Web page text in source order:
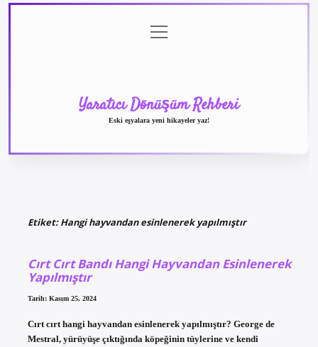
menüyü
aç
Yaratıcı Dönüşüm Rehberi
Eski eşyalara yeni hikayeler yaz!
Etiket:Hangi hayvandan esinlenerek yapılmıştır
Cırt Cırt Bandı Hangi Hayvandan Esinlenerek
Yapılmıştır
Tarih: Kasım 25, 2024
Cırt cırt hangi hayvandan esinlenerek yapılmıştır? George de
Mestral, yürüyüşe çıktığında köpeğinin tüylerine ve kendi